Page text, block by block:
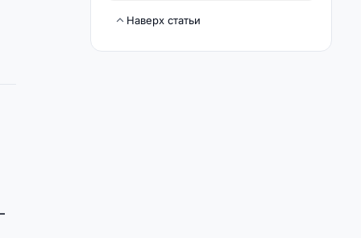
Наверх статьи